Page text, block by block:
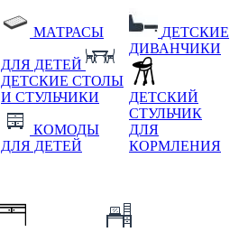
МАТРАСЫ
ДЛЯ ДЕТЕЙ
ДЕТСКИЕ СТОЛЫ
И СТУЛЬЧИКИ
КОМОДЫ
ДЛЯ ДЕТЕЙ
ДЕТСКИЕ
ДИВАНЧИКИ
ДЕТСКИЙ
СТУЛЬЧИК
ДЛЯ
КОРМЛЕНИЯ